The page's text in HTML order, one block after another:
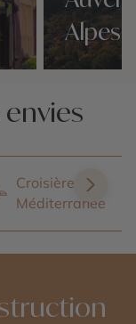
Alpes
envies
Croisières en
Méditerranée